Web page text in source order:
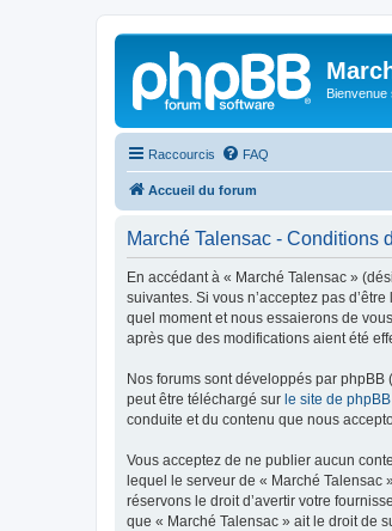
Bienvenue
Raccourcis FAQ
Accueil du forum
Marché Talensac - Conditions
En accédant à « Marché Talensac »
suivantes. Si vous n’acceptez pas
quel moment et nous essaierons de
après que des modifications aient été
Nos forums sont développés par
peut être téléchargé sur le site de phpBB
conduite et du contenu que nous
Vous acceptez de ne publier aucun
lequel le serveur de « Marché Talensac
réservons le droit d’avertir votre
que « Marché Talensac » ait le droit de